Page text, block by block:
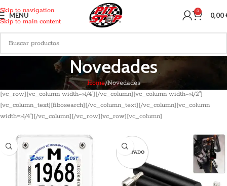
Skip to navigation
Skip to main content
MENU 0 0,00
Novedades
Home Novedades
[vc_row][vc_column width=»1/4″][/vc_column][vc_column width=»1/2″]
[vc_column_text][fibosearch][/vc_column_text][/vc_column][vc_column
width=»1/4″][/vc_column][/vc_row][vc_row][vc_column]
AGOTADO